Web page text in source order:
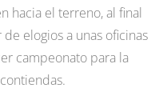
hacia el terreno, al final
elogios a unas oficinas
campeonato para la